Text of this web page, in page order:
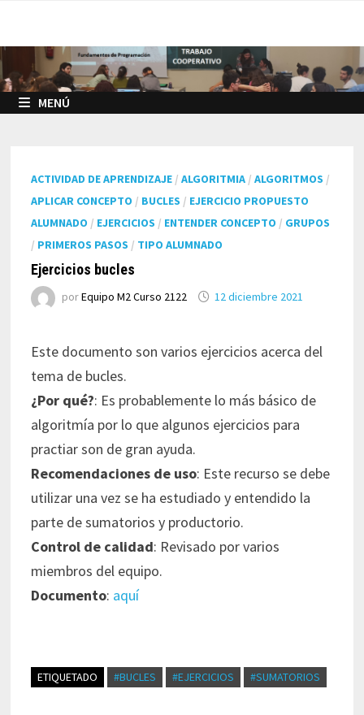
contenido
MENÚ
ACTIVIDAD DE APRENDIZAJE /ALGORITMIA /ALGORITMOS /
APLICAR CONCEPTO / BUCLES / EJERCICIO PROPUESTO
ALUMNADO / EJERCICIOS / ENTENDER CONCEPTO / GRUPOS
/ PRIMEROS PASOS / TIPO ALUMNADO
Ejercicios bucles
porEquipo M2 Curso 2122 12 diciembre 2021
Este documento son varios ejercicios acerca del
tema de bucles.
¿Por qué?: Es probablemente lo más básico de
algoritmía por lo que algunos ejercicios para
practiar son de gran ayuda.
Recomendaciones de uso: Este recurso se debe
utilizar una vez se ha estudiado y entendido la
parte de sumatorios y productorio.
Control de calidad: Revisado por varios
miembros del equipo.
Documento: aquí
ETIQUETADO #BUCLES #EJERCICIOS #SUMATORIOS